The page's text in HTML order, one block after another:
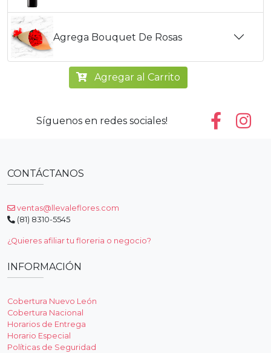
Agrega Bouquet De Rosas
Agregar al Carrito
Síguenos en redes sociales!
CONTÁCTANOS
ventas@llevaleflores.com
(81) 8310-5545
¿Quieres afiliar tu floreria o negocio?
INFORMACIÓN
Cobertura Nuevo León
Cobertura Nacional
Horarios de Entrega
Horario Especial
Políticas de Seguridad